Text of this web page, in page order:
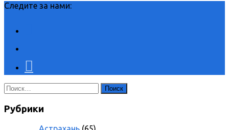
Следите за нами:
Найти:
Рубрики